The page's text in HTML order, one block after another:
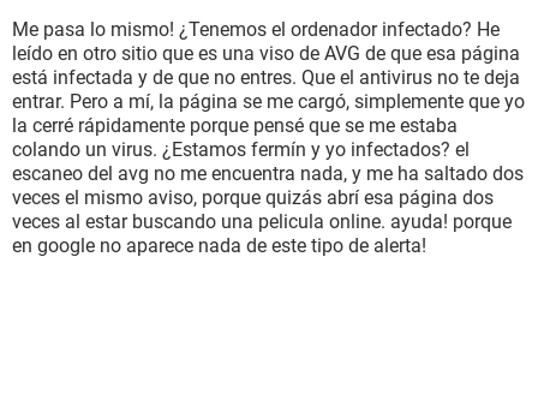
Me pasa lo mismo! ¿Tenemos el ordenador infectado? He
leído en otro sitio que es una viso de AVG de que esa página
está infectada y de que no entres. Que el antivirus no te deja
entrar. Pero a mí, la página se me cargó, simplemente que yo
la cerré rápidamente porque pensé que se me estaba
colando un virus. ¿Estamos fermín y yo infectados? el
escaneo del avg no me encuentra nada, y me ha saltado dos
veces el mismo aviso, porque quizás abrí esa página dos
veces al estar buscando una pelicula online. ayuda! porque
en google no aparece nada de este tipo de alerta!